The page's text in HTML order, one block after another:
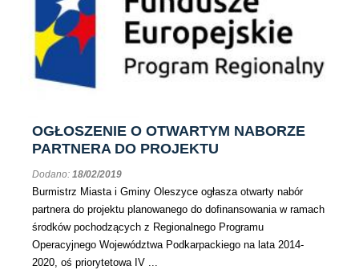
OGŁOSZENIE O OTWARTYM NABORZE
PARTNERA DO PROJEKTU
Dodano: 18/02/2019
Burmistrz Miasta i Gminy Oleszyce ogłasza otwarty nabór
partnera do projektu planowanego do dofinansowania w ramach
środków pochodzących z Regionalnego Programu
Operacyjnego Województwa Podkarpackiego na lata 2014-
2020, oś priorytetowa IV ...